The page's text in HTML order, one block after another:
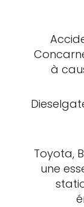
à
Toyota,
une